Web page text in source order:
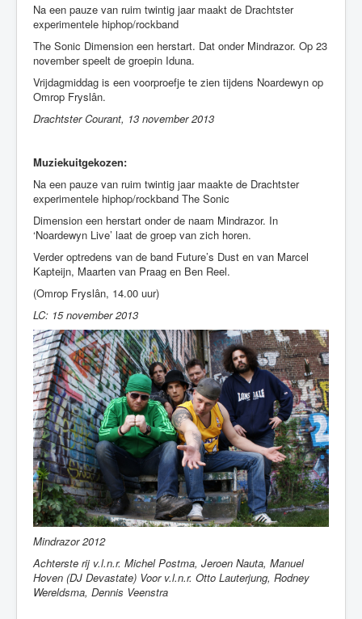
Na een pauze van ruim twintig jaar maakt de Drachtster
experimentele hiphop/rockband
The Sonic Dimension een herstart. Dat onder Mindrazor. Op 23
november speelt de groepin Iduna.
Vrijdagmiddag is een voorproefje te zien tijdens Noardewyn op
Omrop Fryslân.
Drachtster Courant, 13 november 2013
Muziekuitgekozen:
Na een pauze van ruim twintig jaar maakte de Drachtster
experimentele hiphop/rockband The Sonic
Dimension een herstart onder de naam Mindrazor. In
‘Noardewyn Live’ laat de groep van zich horen.
Verder optredens van de band Future’s Dust en van Marcel
Kapteijn, Maarten van Praag en Ben Reel.
(Omrop Fryslân, 14.00 uur)
LC: 15 november 2013
Mindrazor 2012
Achterste rij v.l.n.r. Michel Postma, Jeroen Nauta, Manuel
Hoven (DJ Devastate) Voor v.l.n.r. Otto Lauterjung, Rodney
Wereldsma, Dennis Veenstra